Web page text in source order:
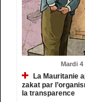
Mardi 4
La Mauritanie
zakat par
la transparence